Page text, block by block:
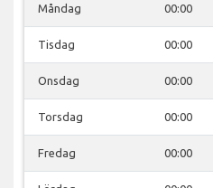
Måndag 00:00
Tisdag 00:00
Onsdag 00:00
Torsdag 00:00
Fredag 00:00